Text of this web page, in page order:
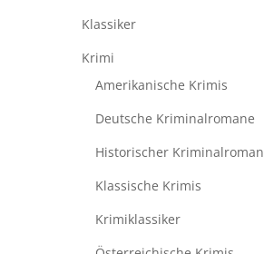
Klassiker
Krimi
Amerikanische Krimis
Deutsche Kriminalromane
Historischer Kriminalroman
Klassische Krimis
Krimiklassiker